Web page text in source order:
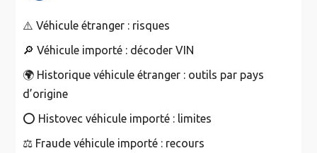
⚠️ Véhicule étranger : risques
🔎 Véhicule importé : décoder VIN
🌍 Historique véhicule étranger : outils par pays
d’origine
⭕️ Histovec véhicule importé : limites
⚖️ Fraude véhicule importé : recours